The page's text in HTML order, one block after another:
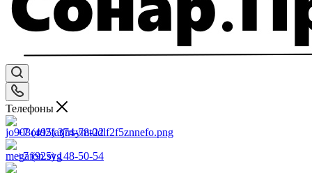
Телефоны
+7 (495) 374-78-22
+7 (925) 148-50-54